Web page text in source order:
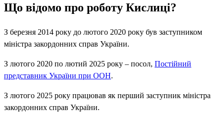
Що відомо про роботу Кислиці?
З березня 2014 року до лютого 2020 року був заступником
міністра закордонних справ України.
З лютого 2020 по лютий 2025 року – посол, Постійний
представник України при ООН.
З лютого 2025 року працював як перший заступник міністра
закордонних справ України.